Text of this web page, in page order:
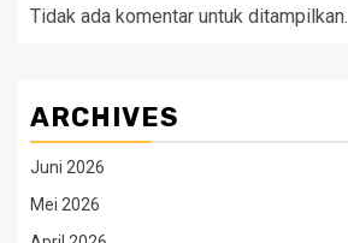
Tidak ada komentar untuk ditampilkan.
ARCHIVES
Juni 2026
Mei 2026